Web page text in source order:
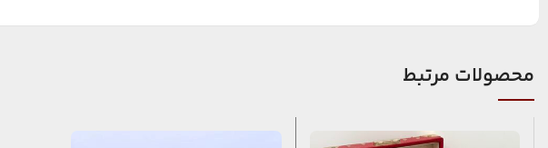
محصولات مرتبط